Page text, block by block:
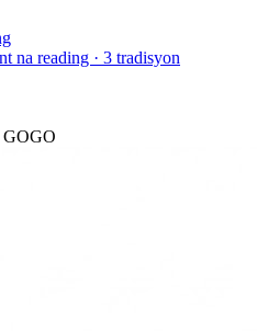
na reading · 3 tradisyon
GOGO